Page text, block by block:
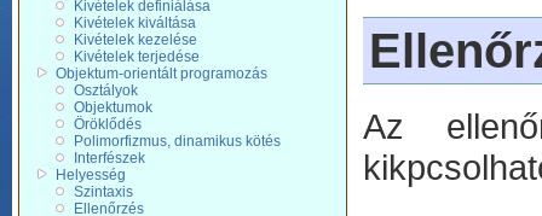
Kivételek definiálása
Kivételek kiváltása
Kivételek kezelése
Kivételek terjedése
Objektum-orientált programozás
Osztályok
Objektumok
Öröklődés
Polimorfizmus, dinamikus kötés
Interfészek
Helyesség
Szintaxis
Ellenőrzés
Az